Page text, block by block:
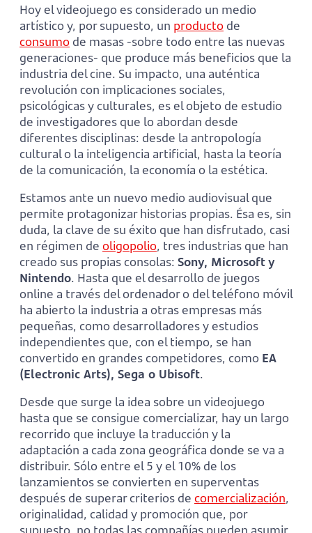
Hoy el videojuego es considerado un medio
artístico y, por supuesto, un producto de
consumo de masas -sobre todo entre las nuevas
generaciones- que produce más beneficios que la
industria del cine. Su impacto, una auténtica
revolución con implicaciones sociales,
psicológicas y culturales, es el objeto de estudio
de investigadores que lo abordan desde
diferentes disciplinas: desde la antropología
cultural o la inteligencia artificial, hasta la teoría
de la comunicación, la economía o la estética.
Estamos ante un nuevo medio audiovisual que
permite protagonizar historias propias. Ésa es, sin
duda, la clave de su éxito que han disfrutado, casi
en régimen de oligopolio, tres industrias que han
creado sus propias consolas: Sony, Microsoft y
Nintendo. Hasta que el desarrollo de juegos
online a través del ordenador o del teléfono móvil
ha abierto la industria a otras empresas más
pequeñas, como desarrolladores y estudios
independientes que, con el tiempo, se han
convertido en grandes competidores, como EA
(Electronic Arts), Sega o Ubisoft.
Desde que surge la idea sobre un videojuego
hasta que se consigue comercializar, hay un largo
recorrido que incluye la traducción y la
adaptación a cada zona geográfica donde se va a
distribuir. Sólo entre el 5 y el 10% de los
lanzamientos se convierten en superventas
después de superar criterios de comercialización,
originalidad, calidad y promoción que, por
supuesto, no todas las compañías pueden asumir.